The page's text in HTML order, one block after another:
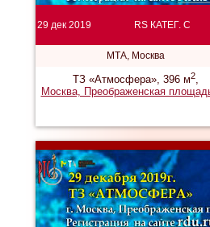
29 дек 2019 RS КАТЕГ. C
МТА, Москва
ТЗ «Атмосфера», 396 м2,
Москва, Преображенская